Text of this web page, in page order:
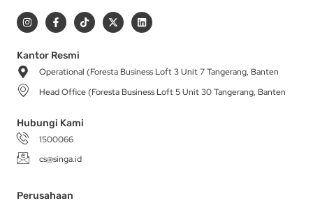
I
n
s
a
g
r
a
m
F
a
c
b
o
-
T
i
k
X
-
t
t
r
L
i
n
i
Kantor Resmi
Operational (Foresta Business Loft 3 Unit 7 Tangerang, Banten
Head Office (Foresta Business Loft 5 Unit 30 Tangerang, Banten
Hubungi Kami
1500066
cs@singa.id
Perusahaan